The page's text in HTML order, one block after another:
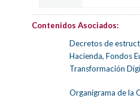
Contenidos Asociados:
Decretos de
Hacienda, Fondos
Transformación
Organigrama de la